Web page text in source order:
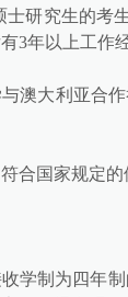
士研究生的考
3年以上工作经
与澳大利亚合
合国家规定的
收学制为四年